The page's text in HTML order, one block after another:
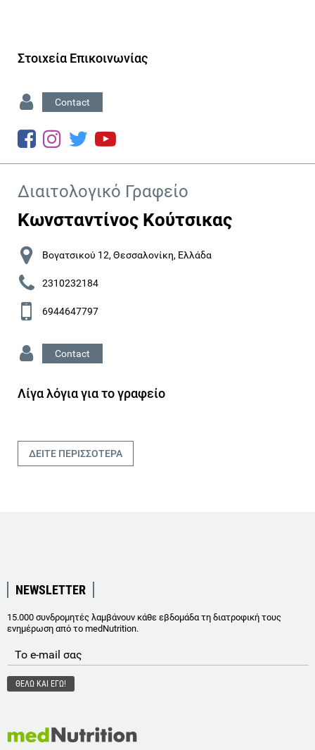
Στοιχεία Επικοινωνίας
Contact
Διαιτολογικό Γραφείο
Κωνσταντίνος Κούτσικας
Βογατσικού 12, Θεσσαλονίκη, Ελλάδα
2310232184
6944647797
Contact
Λίγα λόγια για το γραφείο
ΔΕΙΤΕ ΠΕΡΙΣΣΟΤΕΡΑ
NEWSLETTER
15.000 συνδρομητές λαμβάνουν κάθε εβδομάδα τη διατροφική τους
ενημέρωση από το medNutrition.